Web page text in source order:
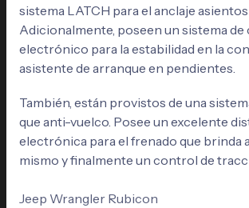
sistema LATCH para el anclaje asientos
Adicionalmente, poseen un sistema
electrónico para la estabilidad en la
asistente de arranque en pendientes.
También, están provistos de una
que anti-vuelco. Posee un excelente
electrónica para el frenado que brinda
mismo y finalmente un control de
Jeep Wrangler Rubicon